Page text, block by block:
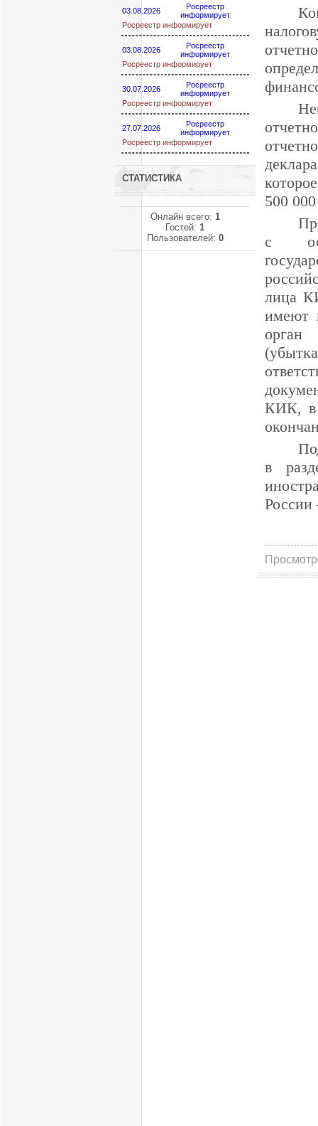
03.08.2026
Росреестр
информирует
Росреестр информирует
03.08.2026
Росреестр
информирует
Росреестр информирует
30.07.2026
Росреестр
информирует
Росреестр информирует
27.07.2026
Росреестр
информирует
Росреестр информирует
СТАТИСТИКА
Онлайн всего: 1
Гостей:1
Пользователей: 0
500
с
лица
имеют
орган
КИК, в
в
России